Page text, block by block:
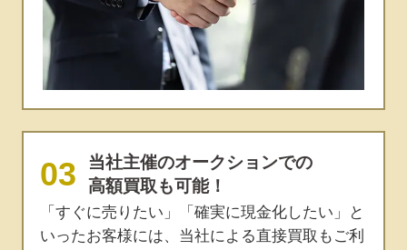
当社主催のオークションでの
高額買取も可能！
「すぐに売りたい」「確実に現金化したい」と
いったお客様には、当社による直接買取もご利